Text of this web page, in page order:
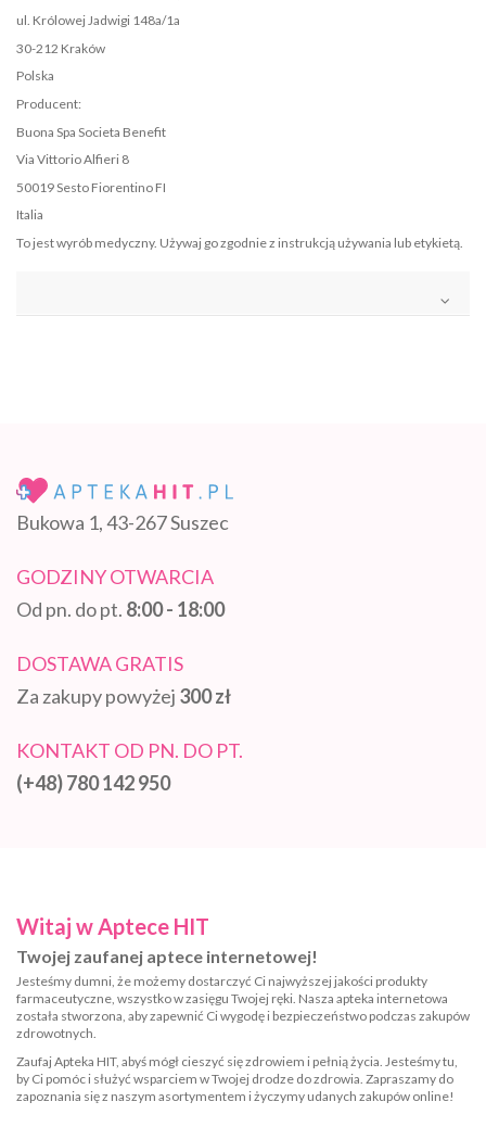
ul. Królowej Jadwigi 148a/1a
30-212 Kraków
Polska
Producent:
Buona Spa Societa Benefit
Via Vittorio Alfieri 8
50019 Sesto Fiorentino FI
Italia
To jest wyrób medyczny. Używaj go zgodnie z instrukcją używania lub etykietą.
Bukowa 1, 43-267 Suszec
GODZINY OTWARCIA
Od pn. do pt. 8:00 - 18:00
DOSTAWA GRATIS
Za zakupy powyżej 300 zł
KONTAKT OD PN. DO PT.
(+48) 780 142 950
Witaj w Aptece HIT
Twojej zaufanej aptece internetowej!
Jesteśmy dumni, że możemy dostarczyć Ci najwyższej jakości produkty
farmaceutyczne, wszystko w zasięgu Twojej ręki. Nasza apteka internetowa
została stworzona, aby zapewnić Ci wygodę i bezpieczeństwo podczas zakupów
zdrowotnych.
Zaufaj Apteka HIT, abyś mógł cieszyć się zdrowiem i pełnią życia. Jesteśmy tu,
by Ci pomóc i służyć wsparciem w Twojej drodze do zdrowia. Zapraszamy do
zapoznania się z naszym asortymentem i życzymy udanych zakupów online!